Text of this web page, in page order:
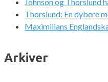
Thorslund: En dybere
Maximilians
Arkiver